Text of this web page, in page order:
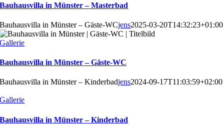
Bauhausvilla in Münster – Masterbad
Bauhausvilla in Münster – Gäste-WCjens2025-03-20T14:32:23+01:00
Gallerie
Bauhausvilla in Münster – Gäste-WC
Bauhausvilla in Münster – Kinderbadjens2024-09-17T11:03:59+02:00
Gallerie
Bauhausvilla in Münster – Kinderbad